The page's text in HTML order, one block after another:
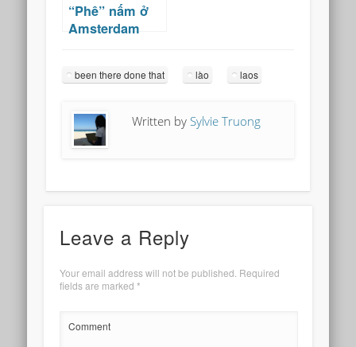
“Phê” nấm ở
Amsterdam
been there done that lào laos
Written by Sylvie Truong
Leave a Reply
Your email address will not be published. Required
fields are marked *
Comment